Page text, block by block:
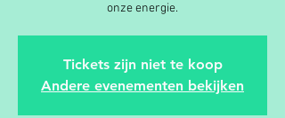
onze energie.
Tickets zijn niet te koop
Andere evenementen bekijken